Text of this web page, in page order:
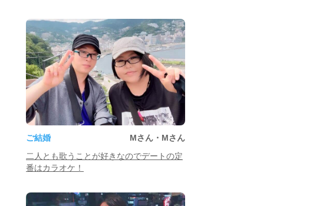
ご結婚
Mさん・Mさん
二人とも歌うことが好きなのでデートの定
番はカラオケ！